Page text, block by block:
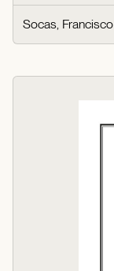
Socas, Francisco